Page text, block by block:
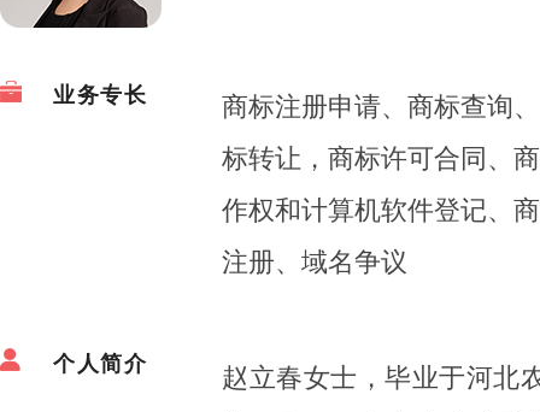
业务专长
商标注册申请、商标查询
标转让，商标许可合同、
作权和计算机软件登记、
注册、域名争议
个人简介
赵立春女士，毕业于河北